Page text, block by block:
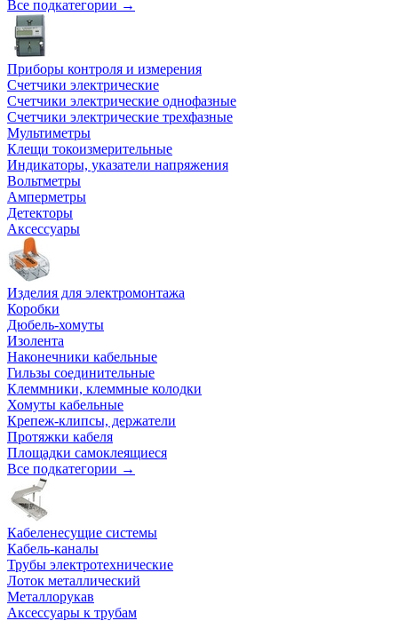
Все подкатегории →
Приборы контроля и измерения
Счетчики электрические
Счетчики электрические однофазные
Счетчики электрические трехфазные
Мультиметры
Клещи токоизмерительные
Индикаторы, указатели напряжения
Вольтметры
Амперметры
Детекторы
Аксессуары
Изделия для электромонтажа
Коробки
Дюбель-хомуты
Изолента
Наконечники кабельные
Гильзы соединительные
Клеммники, клеммные колодки
Хомуты кабельные
Крепеж-клипсы, держатели
Протяжки кабеля
Площадки самоклеящиеся
Все подкатегории →
Кабеленесущие системы
Кабель-каналы
Трубы электротехнические
Лоток металлический
Металлорукав
Аксессуары к трубам